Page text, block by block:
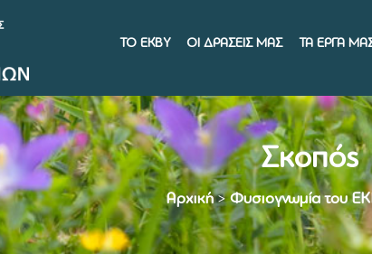
ΤΟ ΕΚΒΥ ΟΙ ΔΡΑΣΕΙΣ ΜΑΣ ΤΑ ΕΡΓΑ
Σκοπός
Αρχική>Φυσιογνωμία του